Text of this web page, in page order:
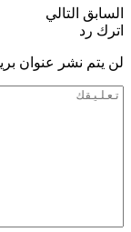
السابق التالي
اترك رد
لن يتم نشر عنوان